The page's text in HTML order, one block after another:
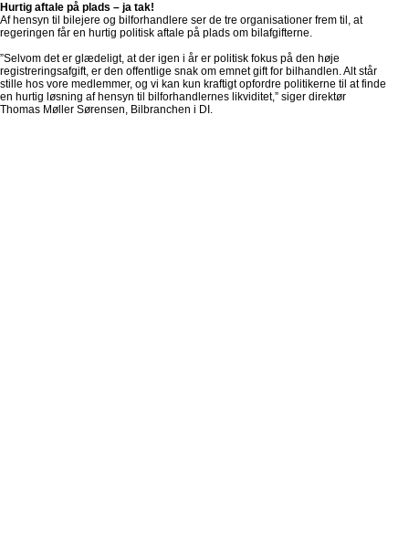
Hurtig aftale på plads – ja tak!
Af hensyn til bilejere og bilforhandlere ser de tre organisationer frem til, at
regeringen får en hurtig politisk aftale på plads om bilafgifterne.
”Selvom det er glædeligt, at der igen i år er politisk fokus på den høje
registreringsafgift, er den offentlige snak om emnet gift for bilhandlen. Alt står
stille hos vore medlemmer, og vi kan kun kraftigt opfordre politikerne til at finde
en hurtig løsning af hensyn til bilforhandlernes likviditet,” siger direktør
Thomas Møller Sørensen, Bilbranchen i DI.